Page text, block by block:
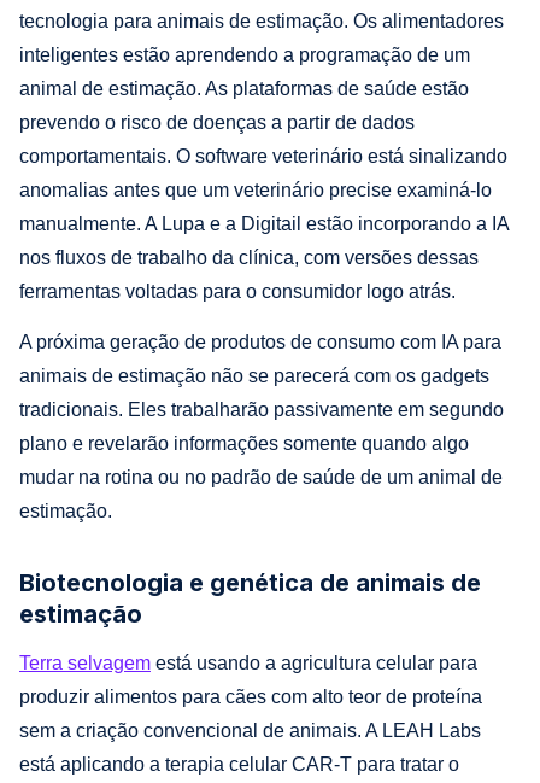
tecnologia para animais de estimação. Os alimentadores
inteligentes estão aprendendo a programação de um
animal de estimação. As plataformas de saúde estão
prevendo o risco de doenças a partir de dados
comportamentais. O software veterinário está sinalizando
anomalias antes que um veterinário precise examiná-lo
manualmente. A Lupa e a Digitail estão incorporando a IA
nos fluxos de trabalho da clínica, com versões dessas
ferramentas voltadas para o consumidor logo atrás.
A próxima geração de produtos de consumo com IA para
animais de estimação não se parecerá com os gadgets
tradicionais. Eles trabalharão passivamente em segundo
plano e revelarão informações somente quando algo
mudar na rotina ou no padrão de saúde de um animal de
estimação.
Biotecnologia e genética de animais de
estimação
Terra selvagem está usando a agricultura celular para
produzir alimentos para cães com alto teor de proteína
sem a criação convencional de animais. A LEAH Labs
está aplicando a terapia celular CAR-T para tratar o